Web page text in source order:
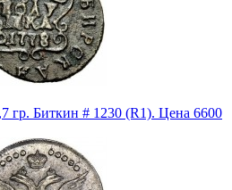
гр. Биткин # 1230 (R1). Цена 6600